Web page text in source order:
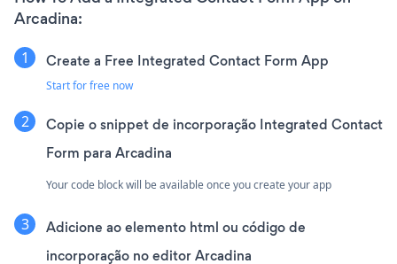
Arcadina:
Create a Free Integrated Contact Form App
Start for free now
Copie o snippet de incorporação Integrated Contact
Form para Arcadina
Your code block will be available once you create your app
Adicione ao elemento html ou código de
incorporação no editor Arcadina